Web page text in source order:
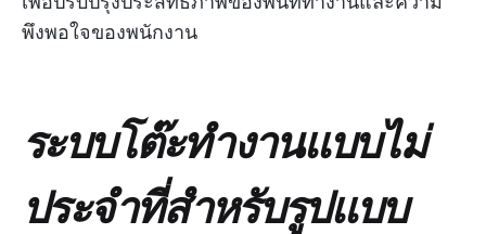
พึงพอใจของพนักงาน
ระบบโต๊ะทำงานแบบไม่
ประจำที่สำหรับรูปแบบ